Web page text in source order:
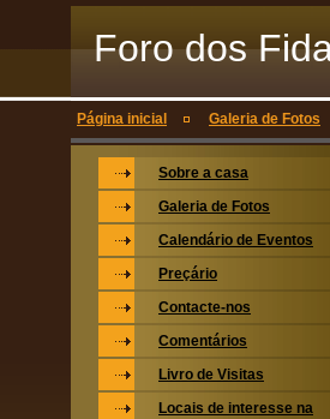
Foro dos
Página inicial Galeria de Fotos
Sobre a casa
Galeria de Fotos
Calendário de Eventos
Preçário
Contacte-nos
Comentários
Livro de Visitas
Locais de interesse na